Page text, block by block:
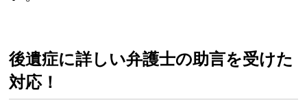
後遺症に詳しい弁護士の助言を受けた
対応！